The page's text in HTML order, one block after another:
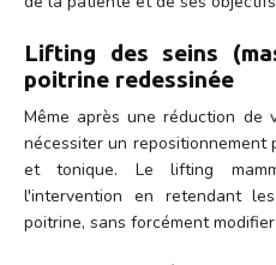
Lifting des seins
poitrine redessinée
Même après une réduction de
nécessiter un
et tonique. Le lifting
l'intervention en retendant
poitrine, sans forcément